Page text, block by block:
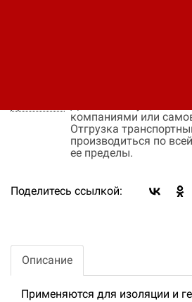
компаниями или
Отгрузка
производиться по
ее пределы.
Поделитесь ссылкой:
Описание
Применяются для изоляции и